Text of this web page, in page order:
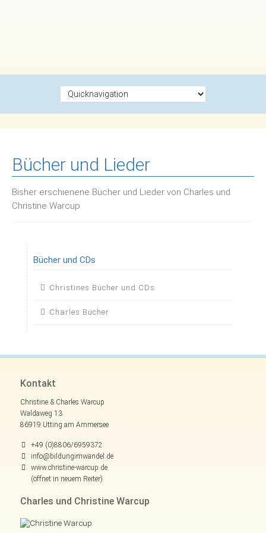
Bücher und Lieder
Bisher erschienene Bücher und Lieder von Charles und
Christine Warcup
Bücher und CDs
Navigation
Christines Bücher und CDs
Charles Bücher
Kontakt
Christine & Charles Warcup
Waldaweg 13
86919 Utting am Ammersee
+49 (0)8806/6959372
info@bildungimwandel.de
www.christine-warcup.de
(öffnet in neuem Reiter)
Charles und Christine Warcup